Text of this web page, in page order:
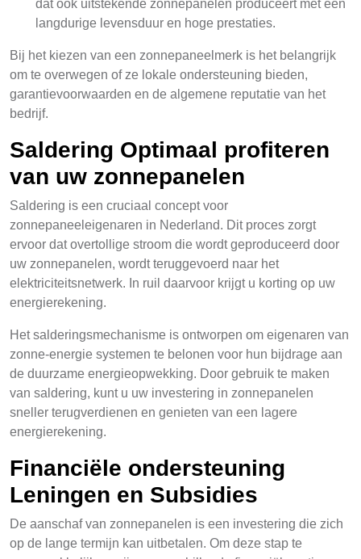
dat ook uitstekende zonnepanelen produceert met een
langdurige levensduur en hoge prestaties.
Bij het kiezen van een zonnepaneelmerk is het belangrijk
om te overwegen of ze lokale ondersteuning bieden,
garantievoorwaarden en de algemene reputatie van het
bedrijf.
Saldering Optimaal profiteren
van uw zonnepanelen
Saldering is een cruciaal concept voor
zonnepaneeleigenaren in Nederland. Dit proces zorgt
ervoor dat overtollige stroom die wordt geproduceerd door
uw zonnepanelen, wordt teruggevoerd naar het
elektriciteitsnetwerk. In ruil daarvoor krijgt u korting op uw
energierekening.
Het salderingsmechanisme is ontworpen om eigenaren van
zonne-energie systemen te belonen voor hun bijdrage aan
de duurzame energieopwekking. Door gebruik te maken
van saldering, kunt u uw investering in zonnepanelen
sneller terugverdienen en genieten van een lagere
energierekening.
Financiële ondersteuning
Leningen en Subsidies
De aanschaf van zonnepanelen is een investering die zich
op de lange termijn kan uitbetalen. Om deze stap te